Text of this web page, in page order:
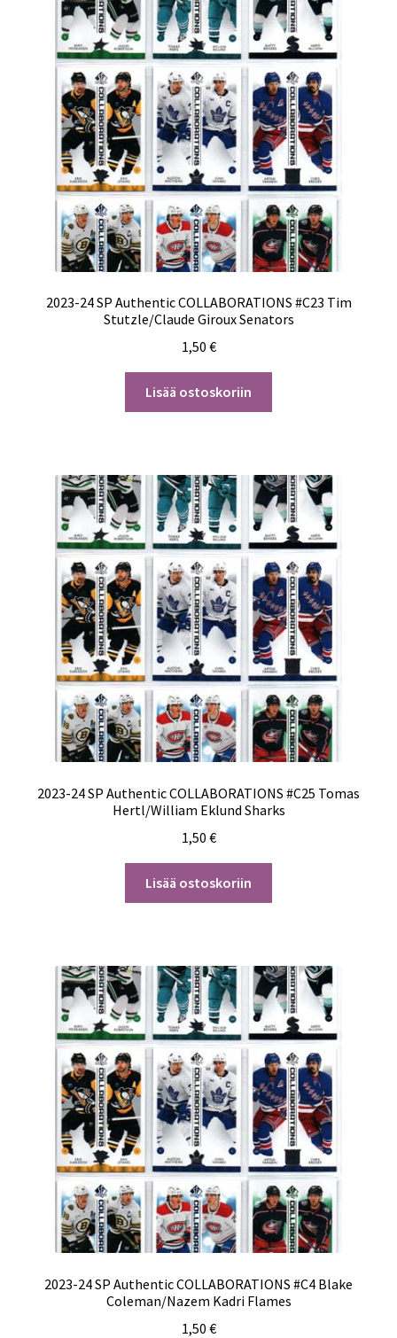
2023-24 SP Authentic COLLABORATIONS #C23 Tim
Stutzle/Claude Giroux Senators
1,50 €
Lisää ostoskoriin
2023-24 SP Authentic COLLABORATIONS #C25 Tomas
Hertl/William Eklund Sharks
1,50 €
Lisää ostoskoriin
2023-24 SP Authentic COLLABORATIONS #C4 Blake
Coleman/Nazem Kadri Flames
1,50 €